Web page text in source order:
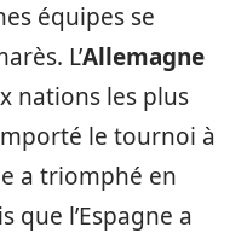
équipes se
L’Allemagne
nations les plus
le tournoi à
a triomphé en
que l’Espagne a